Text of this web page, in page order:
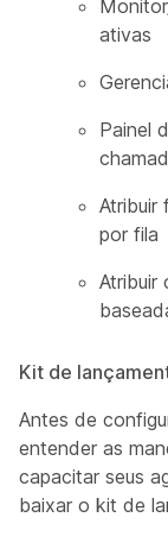
ativas
Painel
Atribuir
por fila
Atribuir
Kit de
Antes de
entender as
capacitar seus
baixar o kit de